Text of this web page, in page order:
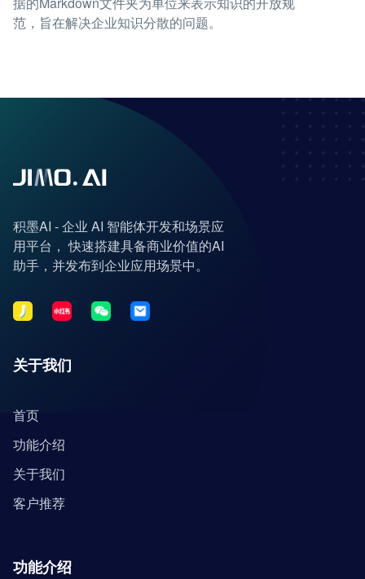
范，旨在解决企业知识分散的问题。
积墨AI - 企业 AI 智能体开发和场景应
用平台， 快速搭建具备商业价值的AI
助手，并发布到企业应用场景中。
关于我们
首页
功能介绍
关于我们
客户推荐
功能介绍